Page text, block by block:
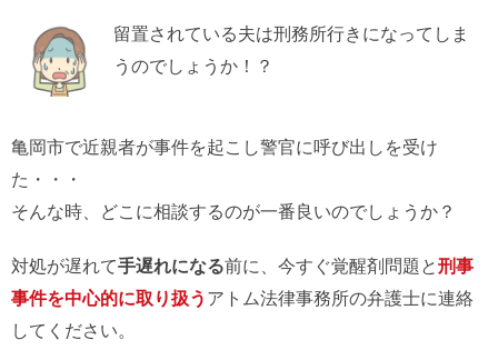
留置されている夫は刑務所行きになってしま
うのでしょうか！？
亀岡市で近親者が事件を起こし警官に呼び出しを受け
た・・・
そんな時、どこに相談するのが一番良いのでしょうか？
対処が遅れて手遅れになる前に、今すぐ覚醒剤問題と刑事
事件を中心的に取り扱う アトム法律事務所の弁護士に連絡
してください。